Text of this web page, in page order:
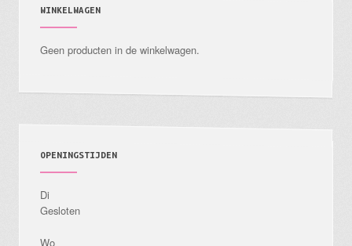
productpagina
WINKELWAGEN
Geen producten in de winkelwagen.
OPENINGSTIJDEN
Di
Gesloten
Wo